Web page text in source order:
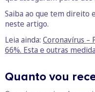
Saiba ao que tem direito
neste artigo.
Leia ainda: Coronavírus –
66%. Esta e outras
Quanto vou